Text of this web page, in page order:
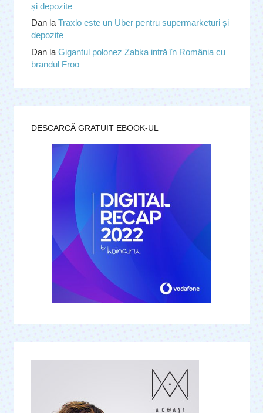
și depozite
DanlaTraxlo este un Uber pentru supermarketuri și
depozite
Danla Gigantul polonez Zabka intră în România cu
brandul Froo
DESCARCĂ GRATUIT EBOOK-UL